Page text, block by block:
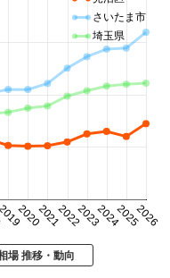
2020202120222023202420252026
さいたま市
埼玉県
場 推移・動向